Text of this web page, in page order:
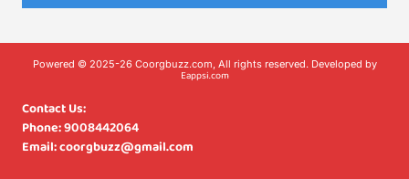
Powered © 2025-26 Coorgbuzz.com, All rights reserved. Developed by
Eappsi.com
Contact Us:
Phone: 9008442064
Email: coorgbuzz@gmail.com